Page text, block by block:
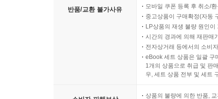
반품/교환 불가사유
모바일 쿠폰 등록 후 취소/
중고상품이 구매확정(자동
LP상품의 재생 불량 원인
시간의 경과에 의해 재판매
전자상거래 등에서의 소비
eBook 세트 상품은 일괄 구
1개의 상품으로 취급 및 판
우, 세트 상품 전부 및 세트
상품의 불량에 의한 반품,